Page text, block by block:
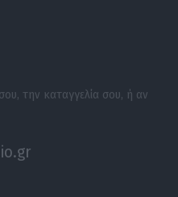
την καταγγελία σου, ή αν